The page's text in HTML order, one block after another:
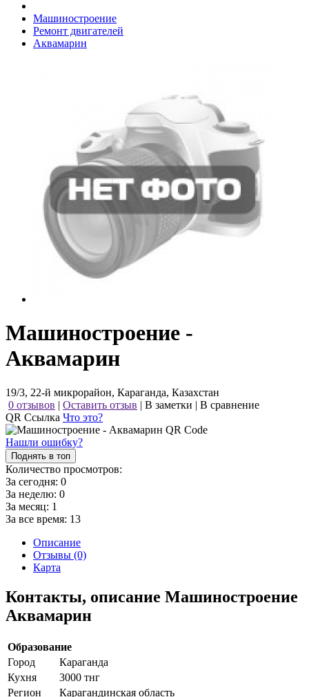
Машиностроение
Ремонт двигателей
Аквамарин
Машиностроение -
Аквамарин
19/3, 22-й микрорайон, Караганда, Казахстан
0 отзывов | Оставить отзыв | В заметки | В сравнение
QR Ссылка Что это?
Нашли ошибку?
Поднять в топ
Количество просмотров:
За сегодня: 0
За неделю: 0
За месяц: 1
За все время: 13
Описание
Отзывы (0)
Карта
Контакты, описание Машиностроение
Аквамарин
Образование
Город
Караганда
Кухня
3000 тнг
Регион
Карагандинская область